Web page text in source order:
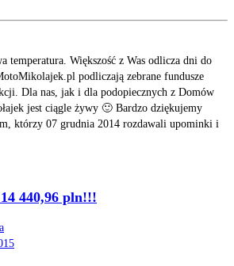
temperatura. Większość z Was odlicza dni do
podliczają zebrane fundusze
Dla nas, jak i dla podopiecznych z Domów
jest ciągle żywy 🙂 Bardzo dziękujemy
którzy 07 grudnia 2014 rozdawali upominki i
440,96 pln!!!